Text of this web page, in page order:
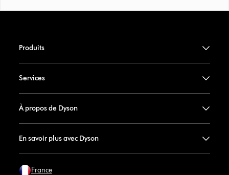
Produits
Services
À propos de Dyson
En savoir plus avec Dyson
France